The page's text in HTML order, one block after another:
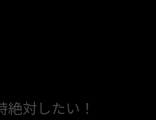
絶対したい！